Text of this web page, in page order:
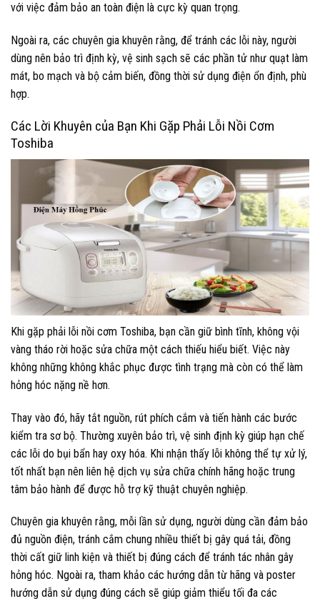
với việc đảm bảo an toàn điện là cực kỳ quan trọng.
Ngoài ra, các chuyên gia khuyên rằng, để tránh các lỗi này, người
dùng nên bảo trì định kỳ, vệ sinh sạch sẽ các phần tử như quạt làm
mát, bo mạch và bộ cảm biến, đồng thời sử dụng điện ổn định, phù
hợp.
Các Lời Khuyên của Bạn Khi Gặp Phải Lỗi Nồi Cơm
Toshiba
Khi gặp phải lỗi nồi cơm Toshiba, bạn cần giữ bình tĩnh, không vội
vàng tháo rời hoặc sửa chữa một cách thiếu hiểu biết. Việc này
không những không khắc phục được tình trạng mà còn có thể làm
hỏng hóc nặng nề hơn.
Thay vào đó, hãy tắt nguồn, rút phích cắm và tiến hành các bước
kiểm tra sơ bộ. Thường xuyên bảo trì, vệ sinh định kỳ giúp hạn chế
các lỗi do bụi bẩn hay oxy hóa. Khi nhận thấy lỗi không thể tự xử lý,
tốt nhất bạn nên liên hệ dịch vụ sửa chữa chính hãng hoặc trung
tâm bảo hành để được hỗ trợ kỹ thuật chuyên nghiệp.
Chuyên gia khuyên rằng, mỗi lần sử dụng, người dùng cần đảm bảo
đủ nguồn điện, tránh cắm chung nhiều thiết bị gây quá tải, đồng
thời cất giữ linh kiện và thiết bị đúng cách để tránh tác nhân gây
hỏng hóc. Ngoài ra, tham khảo các hướng dẫn từ hãng và poster
hướng dẫn sử dụng đúng cách sẽ giúp giảm thiểu tối đa các